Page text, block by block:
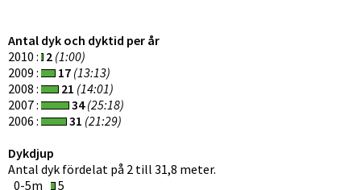
Antal dyk och dyktid per år
2010 : 2 (1:00)
2009 :
17 (13:13)
2008 :
21 (14:01)
2007 :
34 (25:18)
2006 :
31 (21:29)
Dykdjup
Antal dyk fördelat på 2 till 31,8 meter.
0-5m
5